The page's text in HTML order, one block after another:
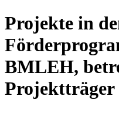
Projekte in
BMLEH,